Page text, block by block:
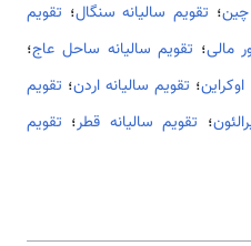
؛ تقویم سالیانه سنگال؛ تقویم
مالی؛ تقویم سالیانه ساحل عاج؛
؛ تقویم سالیانه اردن؛ تقویم
؛ تقویم سالیانه قطر؛ تقویم